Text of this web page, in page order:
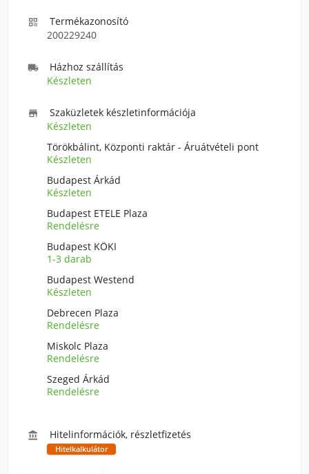

Termékazonosító
200229240

Házhoz szállítás
Készleten

Szaküzletek készletinformációja
Készleten
Törökbálint, Központi raktár - Áruátvételi pont
Készleten
Budapest Árkád
Készleten
Budapest ETELE Plaza
Rendelésre
Budapest KÖKI
1-3 darab
Budapest Westend
Készleten
Debrecen Plaza
Rendelésre
Miskolc Plaza
Rendelésre
Szeged Árkád
Rendelésre
 Hitelinformációk, részletfizetés
Hitelkalkulátor